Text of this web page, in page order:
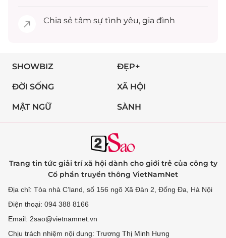
Chia sẻ tâm sự tình yêu, gia đình
SHOWBIZ ĐẸP+
ĐỜI SỐNG XÃ HỘI
MẬT NGỮ SÀNH
Trang tin tức giải trí xã hội dành cho giới trẻ của công ty
Cổ phần truyền thông VietNamNet
Địa chỉ: Tòa nhà C’land, số 156 ngõ Xã Đàn 2, Đống Đa, Hà Nội
Điện thoại: 094 388 8166
Email: 2sao@vietnamnet.vn
Chịu trách nhiệm nội dung: Trương Thị Minh Hưng